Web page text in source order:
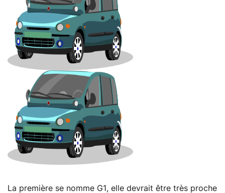
La première se nomme G1, elle devrait être très proche